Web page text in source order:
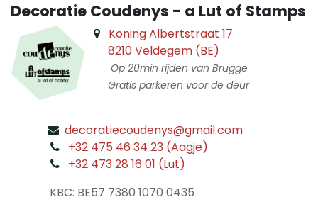
Decoratie Coudenys - a Lut of Stamps
Koning Albertstraat 17
8210 Veldegem (BE)
Op 20min rijden van Brugge
Gratis parkeren voor de deur
decoratiecoudenys@gmail.com
+32 475 46 34 23 (Aagje)
+32 473 28 16 01 (Lut)
KBC: BE57 7380 1070 0435